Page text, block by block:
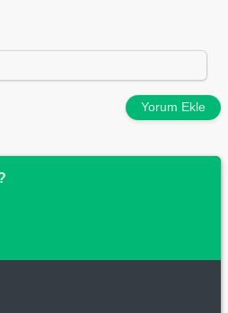
Yorum Ekle